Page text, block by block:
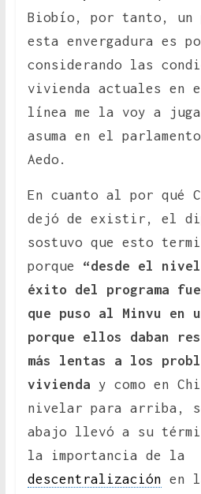
Biobío, por tanto, un
esta envergadura es
considerando las
vivienda actuales en
línea me la voy a
asuma en el
Aedo.
En cuanto al por qué
dejó de existir, el
sostuvo que esto
porque “desde el
éxito del programa
que puso al Minvu en
porque ellos daban
más lentas a los
vivienda y como en
nivelar para arriba,
abajo llevó a su
la importancia de la
descentralización en